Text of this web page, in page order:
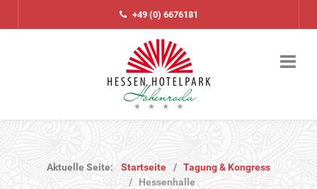
+49 (0) 6676181
Aktuelle Seite: Startseite
Tagung & Kongress
Hessenhalle